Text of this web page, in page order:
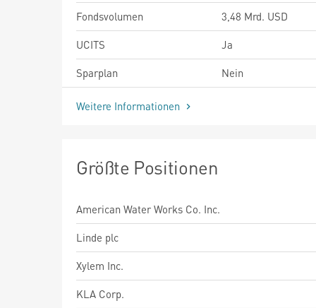
Fondsvolumen
3,48 Mrd. USD
UCITS
Ja
Sparplan
Nein
Weitere Informationen
Größte Positionen
American Water Works Co. Inc.
Linde plc
Xylem Inc.
KLA Corp.